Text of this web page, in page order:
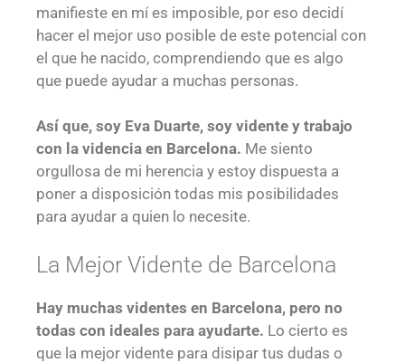
manifieste en mí es imposible, por eso decidí
hacer el mejor uso posible de este potencial con
el que he nacido, comprendiendo que es algo
que puede ayudar a muchas personas.
Así que, soy Eva Duarte, soy vidente y trabajo
con la videncia en Barcelona. Me siento
orgullosa de mi herencia y estoy dispuesta a
poner a disposición todas mis posibilidades
para ayudar a quien lo necesite.
La Mejor Vidente de Barcelona
Hay muchas videntes en Barcelona, pero no
todas con ideales para ayudarte. Lo cierto es
que la mejor vidente para disipar tus dudas o